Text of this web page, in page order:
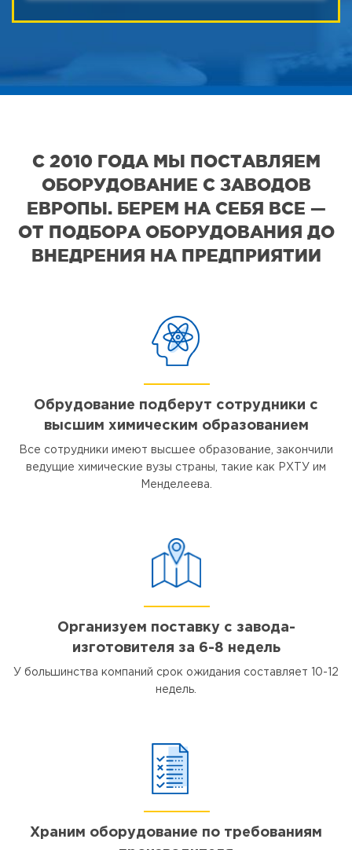
С 2010 ГОДА МЫ ПОСТАВЛЯЕМ
ОБОРУДОВАНИЕ С ЗАВОДОВ
ЕВРОПЫ. БЕРЕМ НА СЕБЯ ВСЕ —
ОТ ПОДБОРА ОБОРУДОВАНИЯ ДО
ВНЕДРЕНИЯ НА ПРЕДПРИЯТИИ
Обрудование подберут сотрудники с
высшим химическим образованием
Все сотрудники имеют высшее образование, закончили
ведущие химические вузы страны, такие как РХТУ им
Менделеева.
Организуем поставку с завода-
изготовителя за 6-8 недель
У большинства компаний срок ожидания составляет 10-12
недель.
Храним оборудование по требованиям